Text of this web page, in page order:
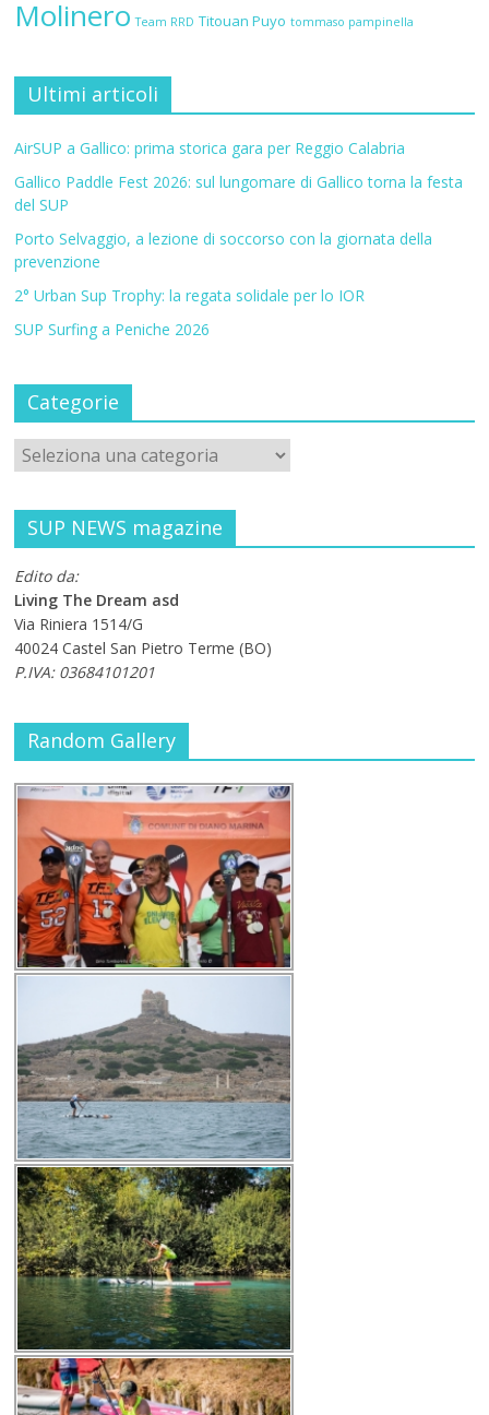
Molinero Team RRD Titouan Puyo tommaso pampinella
Ultimi articoli
AirSUP a Gallico: prima storica gara per Reggio Calabria
Gallico Paddle Fest 2026: sul lungomare di Gallico torna la festa
del SUP
Porto Selvaggio, a lezione di soccorso con la giornata della
prevenzione
2° Urban Sup Trophy: la regata solidale per lo IOR
SUP Surfing a Peniche 2026
Categorie
SUP NEWS magazine
Edito da:
Living The Dream asd
Via Riniera 1514/G
40024 Castel San Pietro Terme (BO)
P.IVA: 03684101201
Random Gallery